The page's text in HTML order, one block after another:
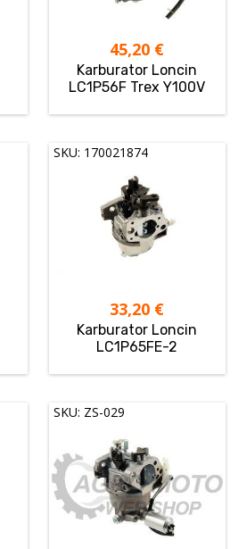
45,20 €
Karburator Loncin
LC1P56F Trex Y100V
SKU: 170021874
33,20 €
Karburator Loncin
LC1P65FE-2
SKU: ZS-029